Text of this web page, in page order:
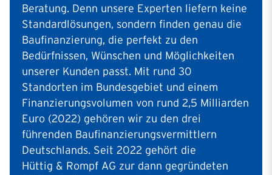
Beratung. Denn unsere Experten liefern keine
Standardlösungen, sondern finden genau die
Baufinanzierung, die perfekt zu den
Bedürfnissen, Wünschen und Möglichkeiten
unserer Kunden passt. Mit rund 30
Standorten im Bundesgebiet und einem
Finanzierungsvolumen von rund 2,5 Milliarden
Euro (2022) gehören wir zu den drei
führenden Baufinanzierungsvermittlern
Deutschlands. Seit 2022 gehört die
Hüttig & Rompf AG zur dann gegründeten